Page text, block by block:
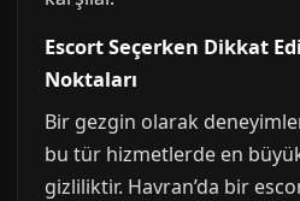
Escort Seçerken Dikkat
Noktaları
Bir gezgin olarak
bu tür hizmetlerde en
gizliliktir. Havran’da bir